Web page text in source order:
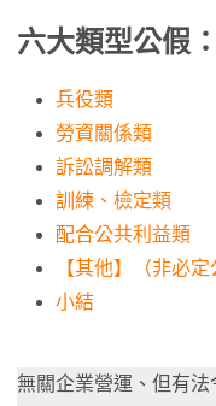
六大類型公假：
兵役類
勞資關係類
訴訟調解類
訓練、檢定類
配合公共利益類
【其他】（非必定
小結
無關企業營運、但有